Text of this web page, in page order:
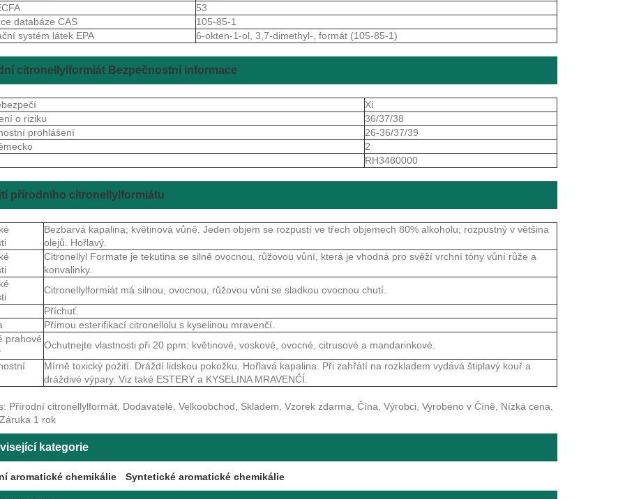
53
databáze CAS
105-85-1
systém látek EPA
6-okten-1-ol, 3,7-dimethyl-, formát (105-85-1)
citronellylformiát Bezpečnostní informace
Xi
o riziku
36/37/38
prohlášení
26-36/37/39
2
RH3480000
přírodního citronellylformiátu
Bezbarvá kapalina; květinová vůně. Jeden objem se rozpustí ve třech objemech 80% alkoholu; rozpustný v většina
olejů. Hořlavý.
Citronellyl Formate je tekutina se silně ovocnou, růžovou vůní, která je vhodná pro svěží vrchní tóny vůní růže a
konvalinky.
Citronellylformiát má silnou, ovocnou, růžovou vůni se sladkou ovocnou chutí.
Příchuť.
Přímou esterifikací citronellolu s kyselinou mravenčí.
prahové
Ochutnejte vlastnosti při 20 ppm: květinové, voskové, ovocné, citrusové a mandarinkové.
Mírně toxický požití. Dráždí lidskou pokožku. Hořlavá kapalina. Při zahřátí na rozkladem vydává štiplavý kouř a
dráždivé výpary. Viz také ESTERY a KYSELINA MRAVENČÍ.
Přírodní citronellylformát, Dodavatelé, Velkoobchod, Skladem, Vzorek zdarma, Čína, Výrobci, Vyrobeno v Číně, Nízká cena,
1 rok
kategorie
aromatické chemikálie Syntetické aromatické chemikálie